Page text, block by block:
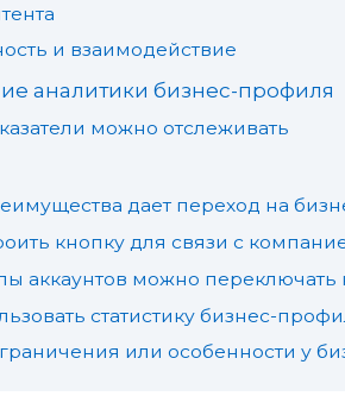
и взаимодействие
аналитики бизнес-профиля
можно отслеживать
дает переход на
кнопку для связи с
аккаунтов можно
статистику бизнес-
или особенности у